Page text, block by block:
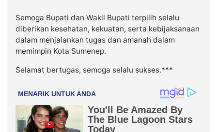
Semoga Bupati dan Wakil Bupati terpilih selalu
diberikan kesehatan, kekuatan, serta kebijaksanaan
dalam menjalankan tugas dan amanah dalam
memimpin Kota Sumenep.
Selamat bertugas, semoga selalu sukses.***